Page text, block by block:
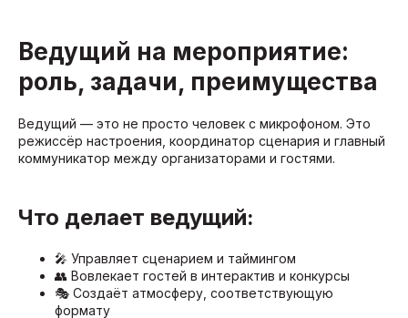
Ведущий на мероприятие:
роль, задачи, преимущества
Ведущий — это не просто человек с микрофоном. Это
режиссёр настроения, координатор сценария и главный
коммуникатор между организаторами и гостями.
Что делает ведущий:
🎤 Управляет сценарием и таймингом
👥 Вовлекает гостей в интерактив и конкурсы
🎭 Создаёт атмосферу, соответствующую
формату